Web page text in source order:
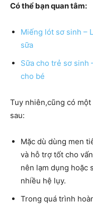
Có thể bạn quan tâm:
Miếng lót sơ sinh –
sữa
Sữa cho trẻ sơ sinh
cho bé
Tuy nhiên,cũng có
sau:
Mặc dù dùng men
và hỗ trợ tốt cho
nên lạm dụng hoặc
nhiều hệ lụy.
Trong quá trình